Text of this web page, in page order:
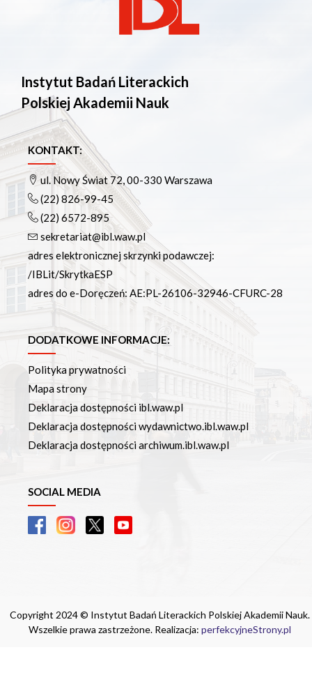
Instytut Badań Literackich
Polskiej Akademii Nauk
KONTAKT:
ul. Nowy Świat 72, 00-330 Warszawa
(22) 826-99-45
(22) 6572-895
sekretariat@ibl.waw.pl
adres elektronicznej skrzynki podawczej:
/IBLit/SkrytkaESP
adres do e-Doręczeń: AE:PL-26106-32946-CFURC-28
DODATKOWE INFORMACJE:
Polityka prywatności
Mapa strony
Deklaracja dostępności ibl.waw.pl
Deklaracja dostępności wydawnictwo.ibl.waw.pl
Deklaracja dostępności archiwum.ibl.waw.pl
SOCIAL MEDIA
Copyright 2024 © Instytut Badań Literackich Polskiej Akademii Nauk.
Wszelkie prawa zastrzeżone. Realizacja: perfekcyjneStrony.pl